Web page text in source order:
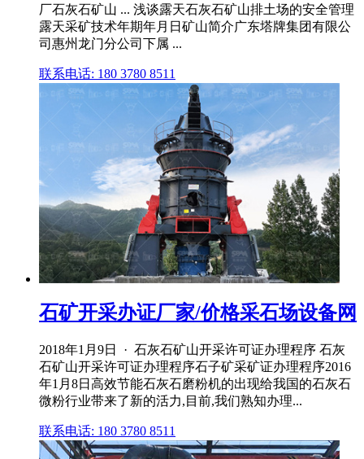
厂石灰石矿山 ... 浅谈露天石灰石矿山排土场的安全管理
露天采矿技术年期年月日矿山简介广东塔牌集团有限公
司惠州龙门分公司下属 ...
联系电话: 180 3780 8511
石矿开采办证厂家/价格采石场设备网
2018年1月9日 · 石灰石矿山开采许可证办理程序 石灰
石矿山开采许可证办理程序石子矿采矿证办理程序2016
年1月8日高效节能石灰石磨粉机的出现给我国的石灰石
微粉行业带来了新的活力,目前,我们熟知办理...
联系电话: 180 3780 8511